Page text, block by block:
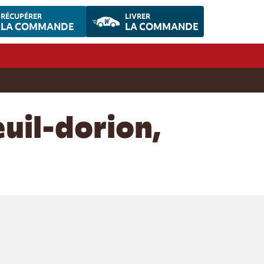
RÉCUPÉRER
LA COMMANDE
LIVRER
LA COMMANDE
dorion,